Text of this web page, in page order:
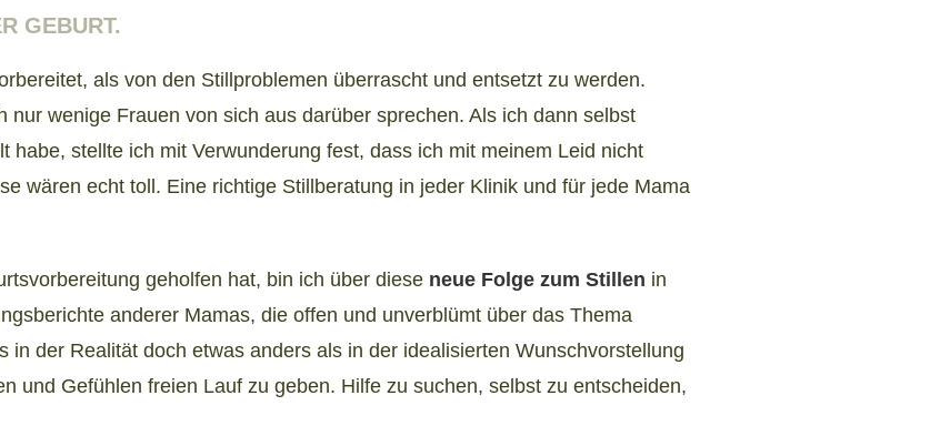
GEBURT.
als von den Stillproblemen überrascht und entsetzt zu werden.
wenige Frauen von sich aus darüber sprechen. Als ich dann selbst
stellte ich mit Verwunderung fest, dass ich mit meinem Leid nicht
wären echt toll. Eine richtige Stillberatung in jeder Klinik und für jede Mama
geholfen hat, bin ich über diese neue Folge zum Stillen in
anderer Mamas, die offen und unverblümt über das Thema
der Realität doch etwas anders als in der idealisierten Wunschvorstellung
und Gefühlen freien Lauf zu geben. Hilfe zu suchen, selbst zu entscheiden,